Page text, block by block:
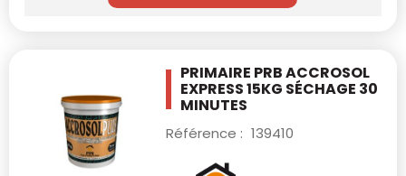
PRIMAIRE PRB ACCROSOL
EXPRESS 15KG SÉCHAGE 30
MINUTES
Référence : 139410